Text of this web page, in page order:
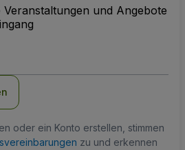
Veranstaltungen und Angebote
oder ein Konto erstellen, stimmen
zu und erkennen